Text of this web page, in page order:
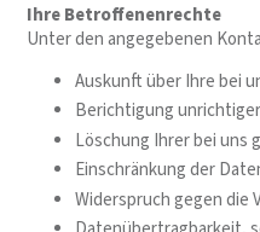
Ihre Betroffenenrechte
Unter den angegebenen
Auskunft über Ihre bei
Berichtigung
Löschung Ihrer bei uns
Einschränkung der
Widerspruch gegen die